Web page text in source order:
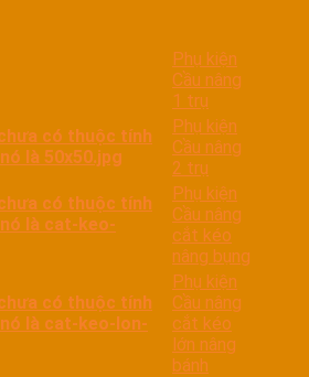
Phụ kiện
Cầu nâng
1 trụ
Phụ kiện
Cầu nâng
2 trụ
Phụ kiện
Cầu nâng
cắt kéo
nâng bụng
Phụ kiện
Cầu nâng
cắt kéo
lớn nâng
bánh